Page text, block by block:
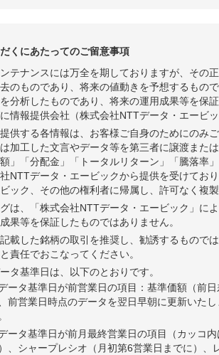
くにあたってのご留意事項
テナンスには万全を期しておりますが、その
のものであり、将来の値動きを予想するもの
分析したものであり、将来の運用成果等を保
情報提供会社（株式会社NTTデータ・エービ
供する各情報は、お客様ご自身のためにのみ
加工した文言やデータ等を第三者に譲渡また
額」「分配金」「トータルリターン」「騰落
NTTデータ・エービックから提供を受けてお
ック、その他の権利者に帰属し、許可なく複
は、「株式会社NTTデータ・エービック」に
果等を保証したものではありません。
載した銘柄の取引を推奨し、勧誘するもので
責任でおこなってください。
タ基準日は、以下のとおりです。
ータ基準日が前営業日の項目：基準価額（前
前営業日時点のデータを翌日早朝に更新いた
ータ基準日が前月最終営業日の項目（カッコ
、シャープレシオ（月初第6営業日までに）